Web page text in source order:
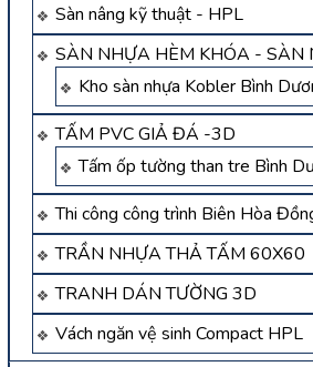
Sàn nâng kỹ thuật - HPL
SÀN NHỰA HÈM KHÓA - SÀN
Kho sàn nhựa Kobler Bình
TẤM PVC GIẢ ĐÁ -3D
Tấm ốp tường than tre Bình
Thi công công trình Biên Hòa
TRẦN NHỰA THẢ TẤM 60X60
TRANH DÁN TƯỜNG 3D
Vách ngăn vệ sinh Compact HPL